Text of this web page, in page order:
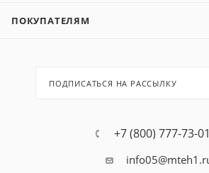
ПОКУПАТЕЛЯМ
ПОДПИСАТЬСЯ НА РАССЫЛКУ
+7 (800) 777-73-01